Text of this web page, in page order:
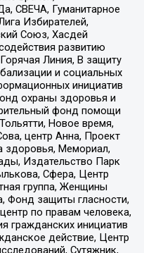
СВЕЧА, Гуманитарное
Избирателей,
Союз, Хасдей
развитию
Линия, В защиту
и социальных
инициатив
охраны здоровья и
фонд помощи
Новое время,
центр Анна, Проект
здоровья, Мемориал,
Издательство Парк
Сфера, Центр
группа, Женщины
Фонд защиты гласности,
по правам человека,
гражданских инициатив
действие, Центр
Сутяжник,